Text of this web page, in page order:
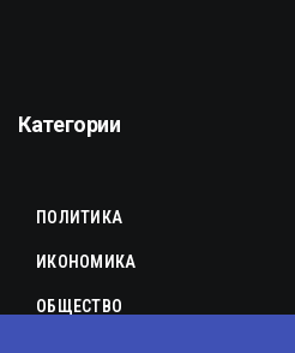
Категории
ПОЛИТИКА
ИКОНОМИКА
ОБЩЕСТВО